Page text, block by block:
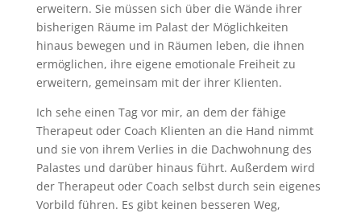
erweitern. Sie müssen sich über die Wände ihrer
bisherigen Räume im Palast der Möglichkeiten
hinaus bewegen und in Räumen leben, die ihnen
ermöglichen, ihre eigene emotionale Freiheit zu
erweitern, gemeinsam mit der ihrer Klienten.
Ich sehe einen Tag vor mir, an dem der fähige
Therapeut oder Coach Klienten an die Hand nimmt
und sie von ihrem Verlies in die Dachwohnung des
Palastes und darüber hinaus führt. Außerdem wird
der Therapeut oder Coach selbst durch sein eigenes
Vorbild führen. Es gibt keinen besseren Weg,